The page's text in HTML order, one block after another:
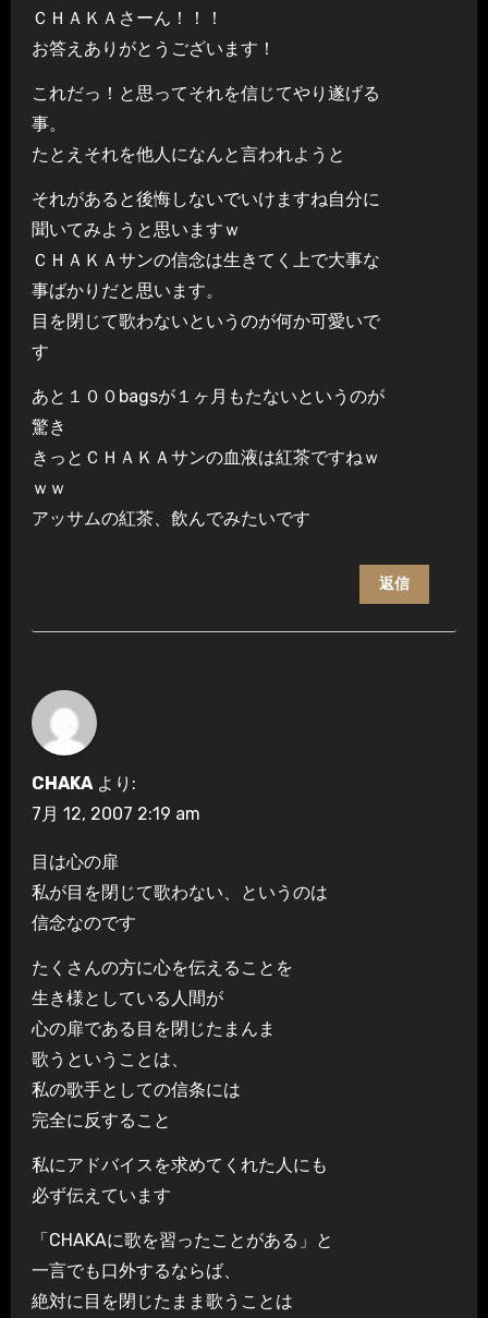
ＣＨＡＫＡさーん！！！
お答えありがとうございます！
これだっ！と思ってそれを信じてやり遂げる
事。
たとえそれを他人になんと言われようと
それがあると後悔しないでいけますね自分に
聞いてみようと思いますｗ
ＣＨＡＫＡサンの信念は生きてく上で大事な
事ばかりだと思います。
目を閉じて歌わないというのが何か可愛いで
す
あと１００bagsが１ヶ月もたないというのが
驚き
きっとＣＨＡＫＡサンの血液は紅茶ですねｗ
ｗｗ
アッサムの紅茶、飲んでみたいです
返信
CHAKA より:
7月 12, 2007 2:19 am
目は心の扉
私が目を閉じて歌わない、というのは
信念なのです
たくさんの方に心を伝えることを
生き様としている人間が
心の扉である目を閉じたまんま
歌うということは、
私の歌手としての信条には
完全に反すること
私にアドバイスを求めてくれた人にも
必ず伝えています
「CHAKAに歌を習ったことがある」と
一言でも口外するならば、
絶対に目を閉じたまま歌うことは